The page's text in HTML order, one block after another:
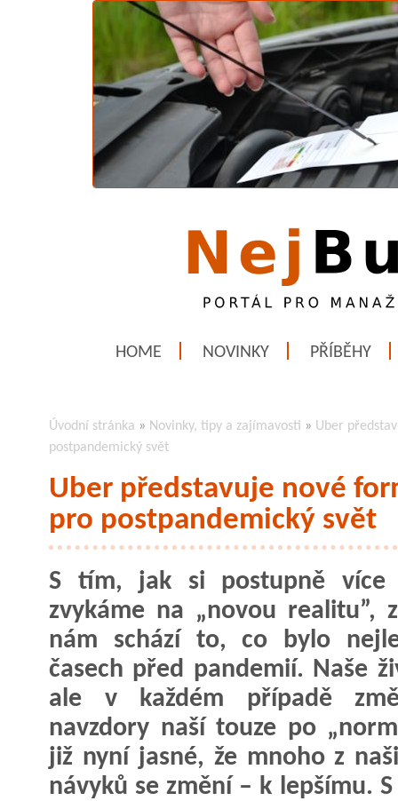
HOME NOVINKY PŘÍBĚHY
Úvodní stránka » Novinky, tipy a zajímavosti » Uber
postpandemický svět
Uber představuje nové
pro postpandemický svět
S tím, jak si postupně více
zvykáme na „novou realitu”,
nám schází to, co bylo
časech před pandemií. Naše
ale v každém případě
navzdory naší touze po
již nyní jasné, že mnoho z
návyků se změní – k lepšímu.